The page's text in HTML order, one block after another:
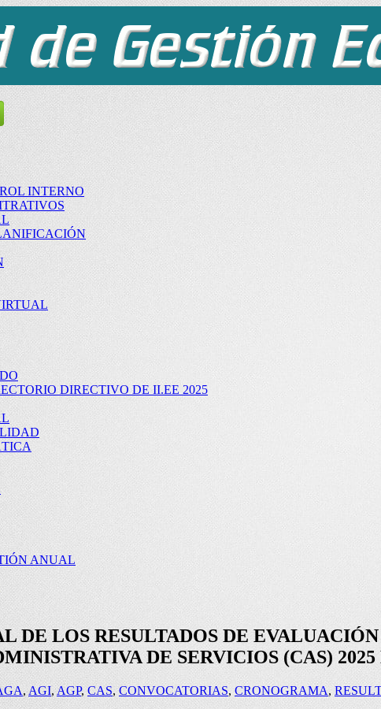
INTERNO
DIRECTIVO DE II.EE 2025
ANUAL
DE LOS RESULTADOS DE
DE SERVICIOS (CAS)
,AGI,AGP,CAS,CONVOCATORIAS, CRONOGRAMA,